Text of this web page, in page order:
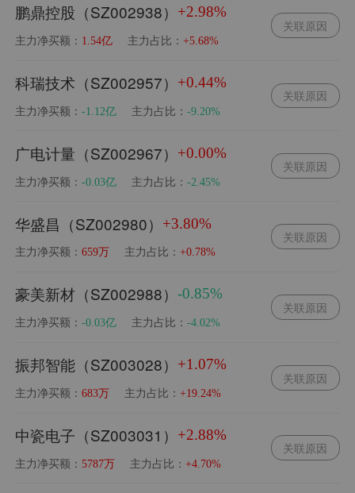
鹏鼎控股（SZ002938） +2.98%
主力净买额： 1.54亿 主力占比：+5.68%
关联原因
科瑞技术（SZ002957） +0.44%
主力净买额：-1.12亿 主力占比：-9.20%
关联原因
广电计量（SZ002967） +0.00%
主力净买额：-0.03亿 主力占比：-2.45%
关联原因
华盛昌（SZ002980） +3.80%
主力净买额：659万 主力占比：+0.78%
关联原因
豪美新材（SZ002988）-0.85%
主力净买额：-0.03亿 主力占比：-4.02%
关联原因
振邦智能（SZ003028） +1.07%
主力净买额：683万 主力占比：+19.24%
关联原因
中瓷电子（SZ003031） +2.88%
主力净买额： 5787万 主力占比：+4.70%
关联原因